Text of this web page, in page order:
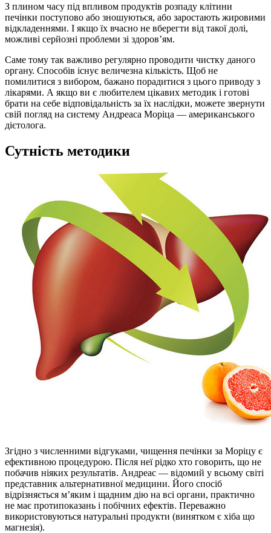
З плином часу під впливом продуктів розпаду клітини
печінки поступово або зношуються, або заростають жировими
відкладеннями. І якщо їх вчасно не вберегти від такої долі,
можливі серйозні проблеми зі здоров’ям.
Саме тому так важливо регулярно проводити чистку даного
органу. Способів існує величезна кількість. Щоб не
помилитися з вибором, бажано порадитися з цього приводу з
лікарями. А якщо ви є любителем цікавих методик і готові
брати на себе відповідальність за їх наслідки, можете звернути
свій погляд на систему Андреаса Моріца — американського
дієтолога.
Сутність методики
Згідно з численними відгуками, чищення печінки за Моріцу є
ефективною процедурою. Після неї рідко хто говорить, що не
побачив ніяких результатів. Андреас — відомий у всьому світі
представник альтернативної медицини. Його спосіб
відрізняється м’яким і щадним дію на всі органи, практично
не має протипоказань і побічних ефектів. Переважно
використовуються натуральні продукти (винятком є хіба що
магнезія).